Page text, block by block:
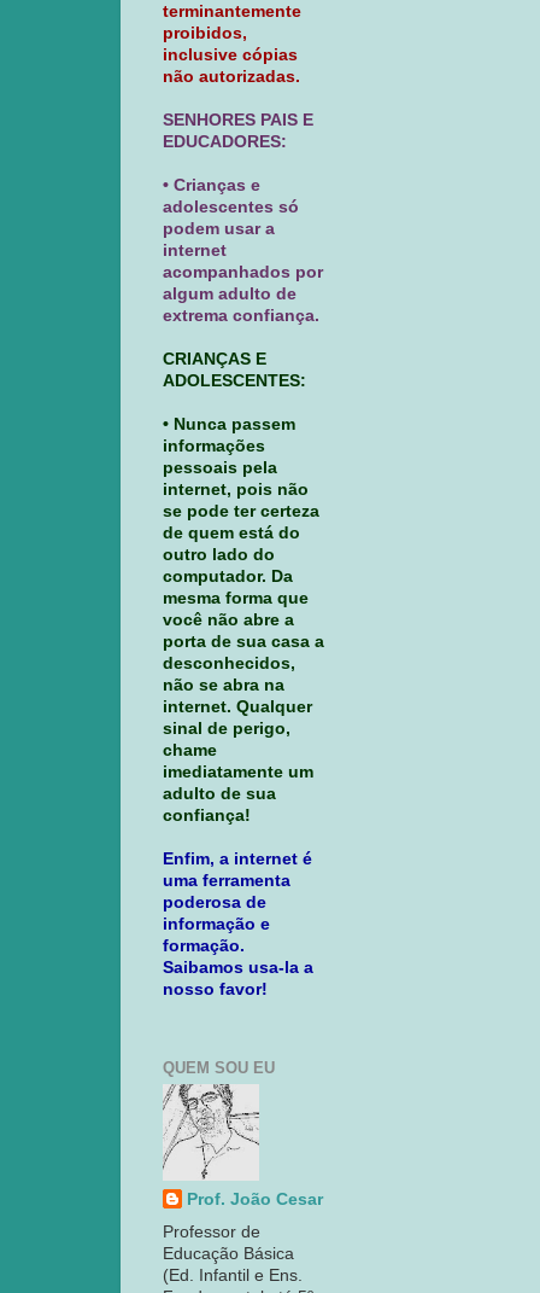
terminantemente
proibidos,
inclusive cópias
não autorizadas.
SENHORES PAIS E
EDUCADORES:
• Crianças e
adolescentes só
podem usar a
internet
acompanhados por
algum adulto de
extrema confiança.
CRIANÇAS E
ADOLESCENTES:
• Nunca passem
informações
pessoais pela
internet, pois não
se pode ter certeza
de quem está do
outro lado do
computador. Da
mesma forma que
você não abre a
porta de sua casa a
desconhecidos,
não se abra na
internet. Qualquer
sinal de perigo,
chame
imediatamente um
adulto de sua
confiança!
Enfim, a internet é
uma ferramenta
poderosa de
informação e
formação.
Saibamos usa-la a
nosso favor!
QUEM SOU EU
Prof. João Cesar
Professor de
Educação Básica
(Ed. Infantil e Ens.